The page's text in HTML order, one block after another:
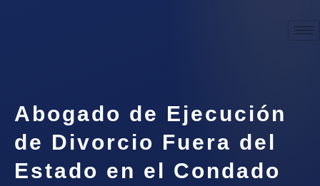
Abogado de Ejecución
de Divorcio Fuera del
Estado en el Condado